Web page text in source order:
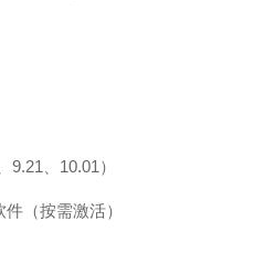
、10.01）
（按需激活）